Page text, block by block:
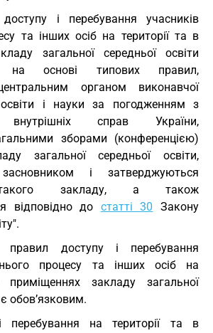
і перебування учасників
та інших осіб на території та в
загальної середньої освіти
на основі типових правил,
органом виконавчої
і науки за погодженням з
внутрішніх справ України,
зборами (конференцією)
загальної середньої освіти,
і затверджуються
такого закладу, а також
відповідно до статті 30 Закону
правил доступу і перебування
процесу та інших осіб на
закладу загальної
обов’язковим.
на території та в